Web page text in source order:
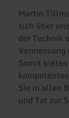
Martin
sich über
der Technik
Somit
Sie in allen
und Tat zur